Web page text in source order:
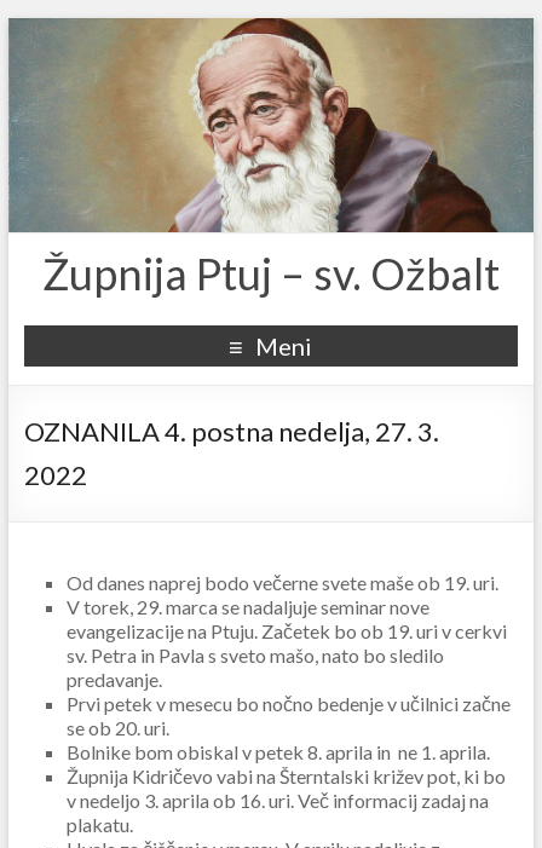
Župnija Ptuj – sv. Ožbalt
Meni
OZNANILA 4. postna nedelja, 27. 3.
2022
Od danes naprej bodo večerne svete maše ob 19. uri.
V torek, 29. marca se nadaljuje seminar nove
evangelizacije na Ptuju. Začetek bo ob 19. uri v cerkvi
sv. Petra in Pavla s sveto mašo, nato bo sledilo
predavanje.
Prvi petek v mesecu bo nočno bedenje v učilnici začne
se ob 20. uri.
Bolnike bom obiskal v petek 8. aprila in ne 1. aprila.
Župnija Kidričevo vabi na Šterntalski križev pot, ki bo
v nedeljo 3. aprila ob 16. uri. Več informacij zadaj na
plakatu.